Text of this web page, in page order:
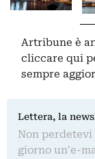
Artribune è
cliccare qui
sempre
Lettera, la
Non
giorno un'e-